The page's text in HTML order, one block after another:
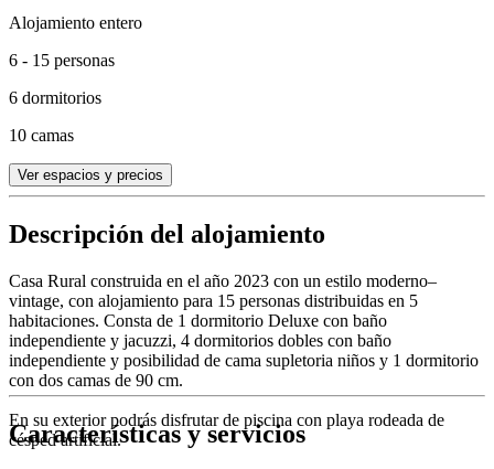
Alojamiento entero
6 - 15 personas
6 dormitorios
10 camas
Ver espacios y precios
Descripción del alojamiento
Casa Rural construida en el año 2023 con un estilo moderno–
vintage, con alojamiento para 15 personas distribuidas en 5
habitaciones. Consta de 1 dormitorio Deluxe con baño
independiente y jacuzzi, 4 dormitorios dobles con baño
independiente y posibilidad de cama supletoria niños y 1 dormitorio
con dos camas de 90 cm.
En su exterior podrás disfrutar de piscina con playa rodeada de
césped artificial.
Características y servicios